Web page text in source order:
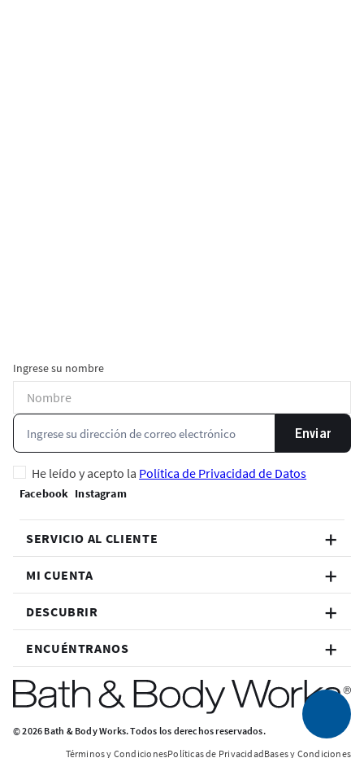
Ingrese su nombre
Enviar
He leído y acepto la Política de Privacidad de Datos
SERVICIO AL CLIENTE
MI CUENTA
DESCUBRIR
ENCUÉNTRANOS
© 2026 Bath & Body Works. Todos los derechos reservados.
Términos y CondicionesPolíticas de PrivacidadBases y Condiciones